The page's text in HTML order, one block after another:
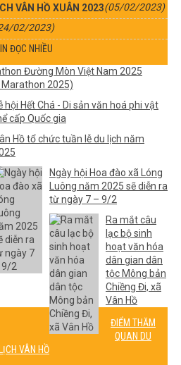
VÂN HỒ XUÂN 2023(05/02/2023)
02/2023)
ĐỌC NHIỀU
Đường Mòn Việt Nam 2025
2025)
hội Hết Chá - Di sản văn hoá phi vật
cấp Quốc gia
Hồ tổ chức tuần lễ du lịch năm
Ngày hội Hoa đào xã Lóng
Luông năm 2025 sẽ diễn ra
từ ngày 7 – 9/2
Ra mắt câu
lạc bộ sinh
hoạt văn hóa
dân gian dân
tộc Mông bản
Chiềng Đi, xã
Vân Hồ
ĐIỂM THĂM
QUAN DU
VÂN HỒ